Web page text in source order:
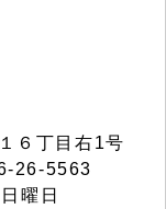
６丁目右1号
26-5563
曜日